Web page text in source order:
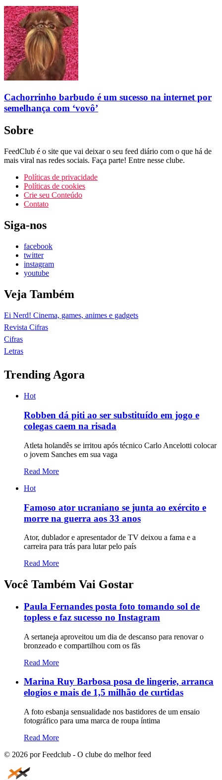
Cachorrinho barbudo é um sucesso na internet por
semelhança com ‘vovô’
Sobre
FeedClub é o site que vai deixar o seu feed diário com o que há de
mais viral nas redes sociais. Faça parte! Entre nesse clube.
Políticas de privacidade
Políticas de cookies
Crie seu Conteúdo
Contato
Siga-nos
facebook
twitter
instagram
youtube
Veja Também
Ei Nerd! Cinema, games, animes e gadgets
Revista Cifras
Cifras
Letras
Trending Agora
Hot
Robben dá piti ao ser substituído em jogo e
colegas caem na risada
Atleta holandês se irritou após técnico Carlo Ancelotti colocar
o jovem Sanches em sua vaga
Read More
Hot
Famoso ator ucraniano se junta ao exército e
morre na guerra aos 33 anos
Ator, dublador e apresentador de TV deixou a fama e a
carreira para trás para lutar pelo país
Read More
Você Também Vai Gostar
Paula Fernandes posta foto tomando sol de
topless e faz sucesso no Instagram
A sertaneja aproveitou um dia de descanso para renovar o
bronzeado e compartilhou com os fãs
Read More
Marina Ruy Barbosa posa de lingerie, arranca
elogios e mais de 1,5 milhão de curtidas
A foto esbanja sensualidade nos bastidores de um ensaio
fotográfico para uma marca de roupa íntima
Read More
© 2026 por Feedclub - O clube do melhor feed